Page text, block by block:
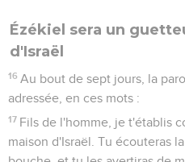
Ézékiel sera un
d'Israël
16 Au bout de sept jours, la
adressée, en ces mots :
17 Fils de l'homme, je t'établis
maison d'Israël. Tu écouteras